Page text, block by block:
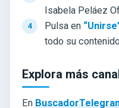
Isabela Peláez
Pulsa en
todo su
Explora más
En